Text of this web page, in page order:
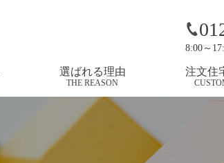
8:00～
選ばれる理由
THE REASON
注文住